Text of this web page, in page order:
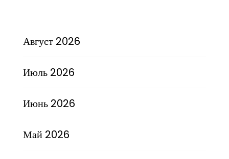
Август 2026
Июль 2026
Июнь 2026
Май 2026